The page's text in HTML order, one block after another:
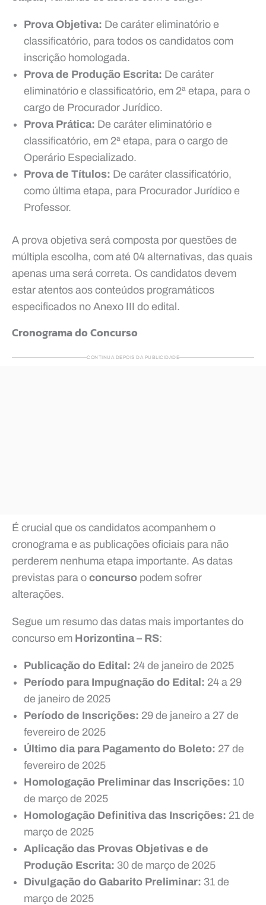
Prova Objetiva: De caráter eliminatório e
classificatório, para todos os candidatos com
inscrição homologada.
Prova de Produção Escrita: De caráter
eliminatório e classificatório, em 2ª etapa, para o
cargo de Procurador Jurídico.
Prova Prática: De caráter eliminatório e
classificatório, em 2ª etapa, para o cargo de
Operário Especializado.
Prova de Títulos: De caráter classificatório,
como última etapa, para Procurador Jurídico e
Professor.
A prova objetiva será composta por questões de
múltipla escolha, com até 04 alternativas, das quais
apenas uma será correta. Os candidatos devem
estar atentos aos conteúdos programáticos
especificados no Anexo III do edital.
Cronograma do Concurso
CONTINUA DEPOIS DA PUBLICIDADE
É crucial que os candidatos acompanhem o
cronograma e as publicações oficiais para não
perderem nenhuma etapa importante. As datas
previstas para o concurso podem sofrer
alterações.
Segue um resumo das datas mais importantes do
concurso em Horizontina – RS:
Publicação do Edital: 24 de janeiro de 2025
Período para Impugnação do Edital: 24 a 29
de janeiro de 2025
Período de Inscrições: 29 de janeiro a 27 de
fevereiro de 2025
Último dia para Pagamento do Boleto: 27 de
fevereiro de 2025
Homologação Preliminar das Inscrições: 10
de março de 2025
Homologação Definitiva das Inscrições: 21 de
março de 2025
Aplicação das Provas Objetivas e de
Produção Escrita: 30 de março de 2025
Divulgação do Gabarito Preliminar: 31 de
março de 2025